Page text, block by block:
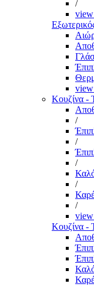
/
Κουζίνα -
/
/
/
/
/
Κουζίνα -